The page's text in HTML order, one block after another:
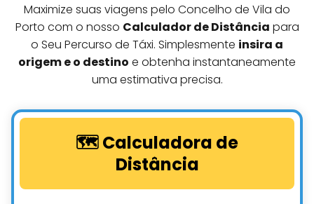
Maximize suas viagens pelo Concelho de Vila do
Porto com o nosso Calculador de Distância para
o Seu Percurso de Táxi. Simplesmente insira a
origem e o destino e obtenha instantaneamente
uma estimativa precisa.
🗺️ Calculadora de
Distância